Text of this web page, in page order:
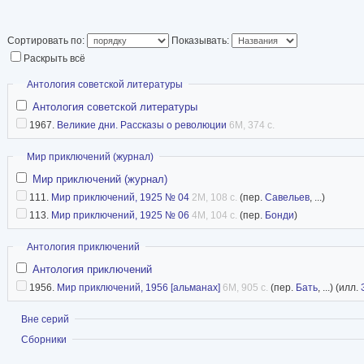
первый сборник его рассказов
жизни в Туле, учёбе в
протекавшего в Туле; события Великой Отечественной войны, связанные
"Большой костёр".
В других своих произведениях - романе "Маска", в рассказах и повестях
старой России, о Гражданской и Великой Отечественной войнах, о
В соавторстве с В.В.Фефером написал НФ-рассказы "4, 4, 4", "Перчатки
После войны вёл семинар прозы на кафедре творчества в Литературном
Скончался Н.Я.Москвин 29 сентября 1968 года в Москве.
источник
библиография (Фантлаб)
Сортировать по:
Показывать:
Раскрыть всё
Скрыть
Антология советской литературы
Антология советской литературы
1967. Великие дни. Рассказы о революции 6M, 374 с.
Скрыть
Мир приключений (журнал)
Мир приключений (журнал)
111. Мир приключений, 1925 № 04 2M, 108 с. (пер. Савельев, ...)
113. Мир приключений, 1925 № 06 4M, 104 с. (пер. Бонди)
Скрыть
Антология приключений
Антология приключений
1956. Мир приключений, 1956 [альманах] 6M, 905 с. (пер. Бать, ...) (илл.
Показать
Вне серий
Показать
Сборники